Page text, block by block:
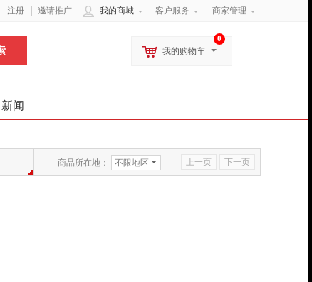
客户服务 商家管理
我的商城
注册 邀请推广
0
我的购物车
新闻
上一页 下一页
商品所在地： 不限地区